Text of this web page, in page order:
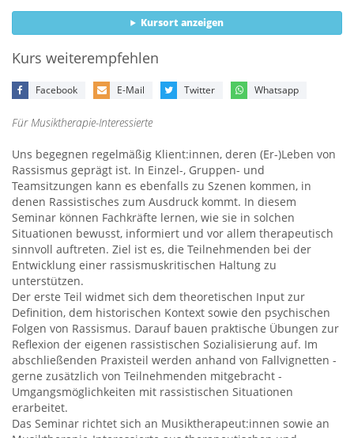
Kursort anzeigen
Kurs weiterempfehlen
Facebook E-Mail Twitter Whatsapp
Für Musiktherapie-Interessierte
Uns begegnen regelmäßig Klient:innen, deren (Er-)Leben von
Rassismus geprägt ist. In Einzel-, Gruppen- und
Teamsitzungen kann es ebenfalls zu Szenen kommen, in
denen Rassistisches zum Ausdruck kommt. In diesem
Seminar können Fachkräfte lernen, wie sie in solchen
Situationen bewusst, informiert und vor allem therapeutisch
sinnvoll auftreten. Ziel ist es, die Teilnehmenden bei der
Entwicklung einer rassismuskritischen Haltung zu
unterstützen.
Der erste Teil widmet sich dem theoretischen Input zur
Definition, dem historischen Kontext sowie den psychischen
Folgen von Rassismus. Darauf bauen praktische Übungen zur
Reflexion der eigenen rassistischen Sozialisierung auf. Im
abschließenden Praxisteil werden anhand von Fallvignetten -
gerne zusätzlich von Teilnehmenden mitgebracht -
Umgangsmöglichkeiten mit rassistischen Situationen
erarbeitet.
Das Seminar richtet sich an Musiktherapeut:innen sowie an